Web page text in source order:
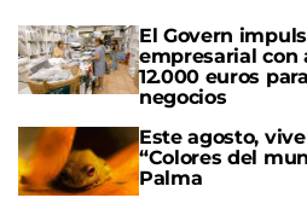
El Govern
empresarial con
12.000 euros
negocios
Este agosto,
“Colores del
Palma